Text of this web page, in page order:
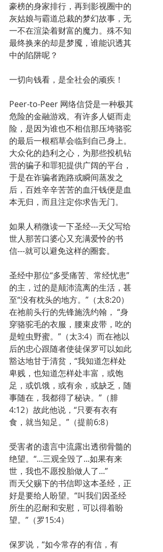
豪榜的身家排行，再到影视圈中的
灰姑娘与霸道总裁的梦幻故事，无
一不在渲染着财富的魔力。殊不知
最终换来的却是梦魇，谁能识透其
中的陷阱呢？
一切向钱看，是全社会的顽疾！
Peer-to-Peer 网络信贷是一种极其
危险的金融游戏。有许多人铤而走
险，是因为谁也不相信那压垮骆驼
的最后一根稻草会临到自己身上。
大众化的趋利之心，为那些投机钻
营的骗子和罪犯提供广阔的平台，
于是在诈骗者跑路或瞬间蒸发之
后，百姓辛辛苦苦的血汗钱便是血
本无归，而且注定你求告无门。
如果人稍微读一下圣经---天父写给
世人那苦口婆心又充满爱怜的书
信---就可以避免这样的圈套。
圣经中那位“多受痛苦、常经忧患”
的主，过的是颠沛流离的生活，甚
至“没有枕头的地方。”（太8:20）
在祂前头行的先锋施洗约翰， “身
穿骆驼毛的衣服，腰束皮带，吃的
是蝗虫野蜜。”（太3:4）而在祂以
后的忠心跟随者使徒保罗可以如此
豁达地甘于清贫，“我知道怎样处
卑贱，也知道怎样处丰富，或饱
足，或饥饿，或有余，或缺乏，随
事随在，我都得了秘诀。”（腓
4:12）故此他说，“只要有衣有
食，就当知足。”（提前6:8）
受害者的遗言中流露出透彻骨髓的
绝望。“...三观全毁了...如果有来
世，我也不愿投胎做人了...”
而天父赐下的书信即这本圣经，正
好是要给人盼望。“叫我们因圣经
所生的忍耐和安慰，可以得着盼
望。”（罗15:4）
保罗说，“如今常存的有信，有